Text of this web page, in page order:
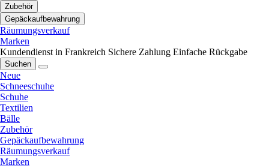
Zubehör
Gepäckaufbewahrung
Räumungsverkauf
Marken
Kundendienst in Frankreich Sichere Zahlung Einfache Rückgabe
Suchen
Neue
Schneeschuhe
Schuhe
Textilien
Bälle
Zubehör
Gepäckaufbewahrung
Räumungsverkauf
Marken